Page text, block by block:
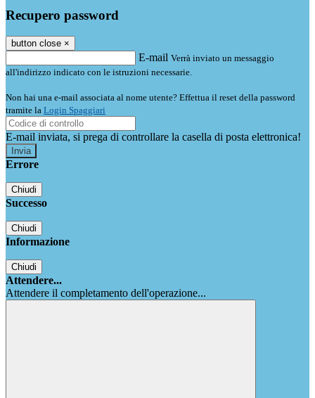
Recupero password
button close ×
E-mail Verrà inviato un messaggio
all'indirizzo indicato con le istruzioni necessarie.
Non hai una e-mail associata al nome utente? Effettua il reset della password
tramite la Login Spaggiari
E-mail inviata, si prega di controllare la casella di posta elettronica!
Errore
Chiudi
Successo
Chiudi
Informazione
Chiudi
Attendere...
Attendere il completamento dell'operazione...